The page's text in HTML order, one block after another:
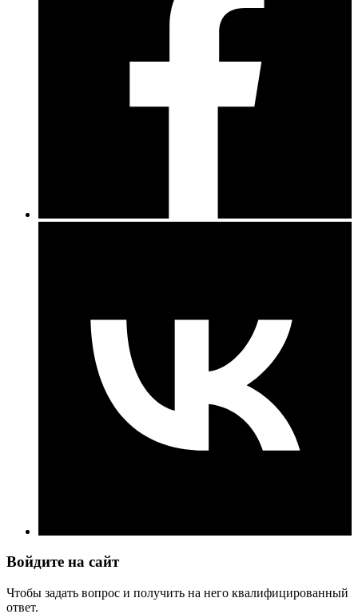
Войдите на сайт
Чтобы задать вопрос и получить на него квалифицированный
ответ.